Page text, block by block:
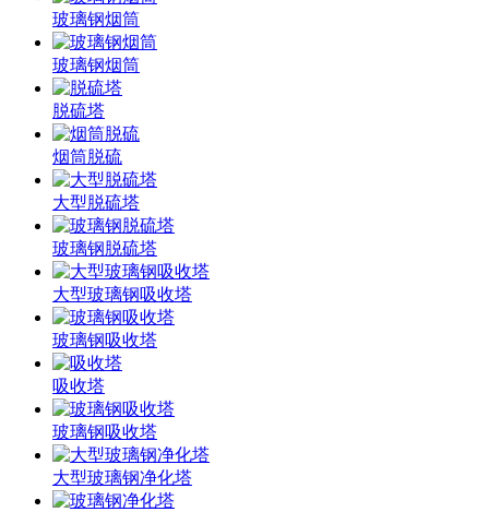
玻璃钢烟筒
玻璃钢烟筒
脱硫塔
烟筒脱硫
大型脱硫塔
玻璃钢脱硫塔
大型玻璃钢吸收塔
玻璃钢吸收塔
吸收塔
玻璃钢吸收塔
大型玻璃钢净化塔